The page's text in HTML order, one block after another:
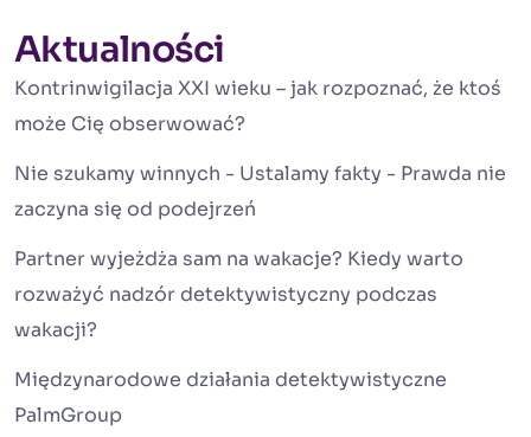
Aktualności
Kontrinwigilacja XXI wieku – jak rozpoznać, że ktoś
może Cię obserwować?
Nie szukamy winnych - Ustalamy fakty - Prawda nie
zaczyna się od podejrzeń
Partner wyjeżdża sam na wakacje? Kiedy warto
rozważyć nadzór detektywistyczny podczas
wakacji?
Międzynarodowe działania detektywistyczne
PalmGroup